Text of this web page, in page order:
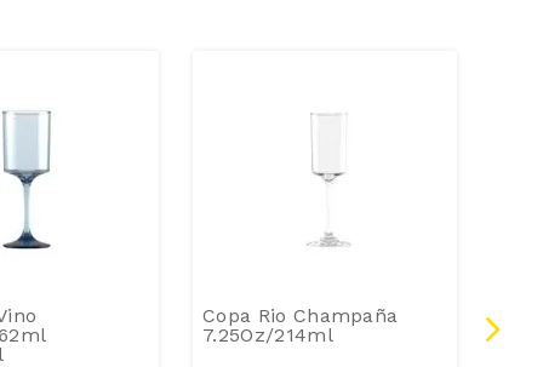
Copa Rio Champaña
7.25Oz/214ml